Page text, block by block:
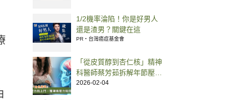
1/2機率淪陷！你是好男人
還是渣男？關鍵在這
PR・台灣癌症基金會
「從皮質醇到杏仁核」精神
科醫師蔡芳茹拆解年節壓力
如何引發大腦「化學風暴」
2026-02-04